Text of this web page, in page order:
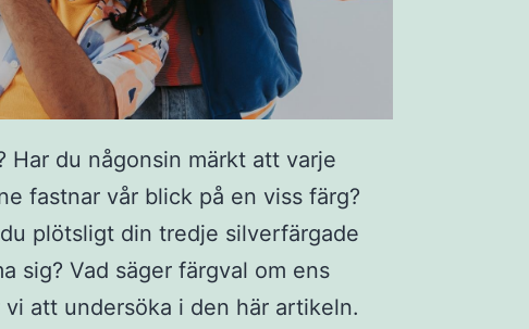
Har du någonsin märkt att varje
fastnar vår blick på en viss färg?
plötsligt din tredje silverfärgade
sig? Vad säger färgval om ens
att undersöka i den här artikeln.